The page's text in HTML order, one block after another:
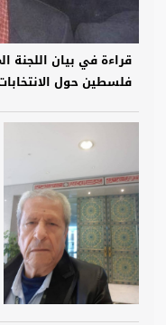
قراءة في بيان اللجنة
فلسطين حول